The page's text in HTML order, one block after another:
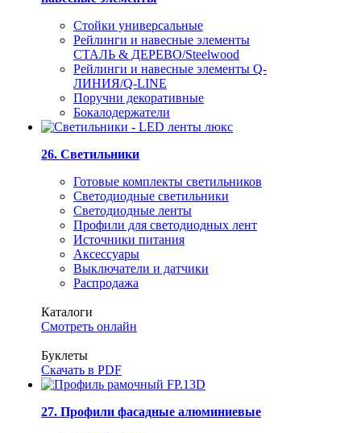
Стойки универсальные
Рейлинги и навесные элементы
СТАЛЬ & ДЕРЕВО/Steelwood
Рейлинги и навесные элементы Q-
ЛИНИЯ/Q-LINE
Поручни декоративные
Бокалодержатели
26. Светильники
Готовые комплекты светильников
Светодиодные светильники
Светодиодные ленты
Профили для светодиодных лент
Источники питания
Аксессуары
Выключатели и датчики
Распродажа
Каталоги
Смотреть онлайн
Буклеты
Скачать в PDF
27. Профили фасадные алюминиевые